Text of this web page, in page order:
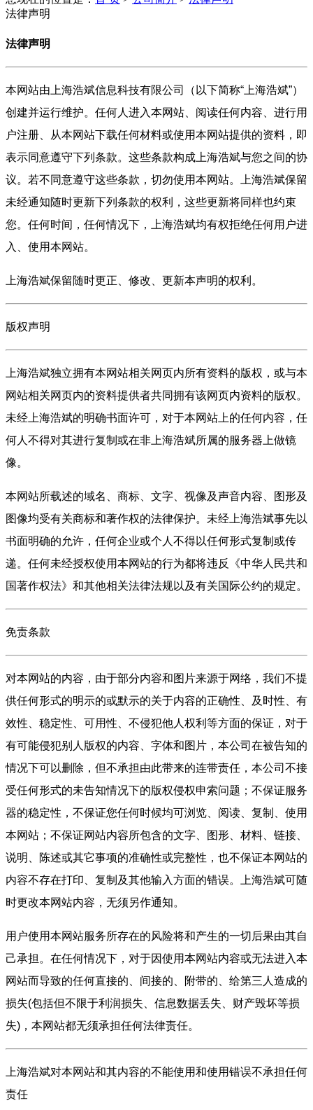
法律声明
法律声明
本网站由上海浩斌信息科技有限公司（以下简称“上海浩斌”）
创建并运行维护。任何人进入本网站、阅读任何内容、进行用
户注册、从本网站下载任何材料或使用本网站提供的资料，即
表示同意遵守下列条款。这些条款构成上海浩斌与您之间的协
议。若不同意遵守这些条款，切勿使用本网站。上海浩斌保留
未经通知随时更新下列条款的权利，这些更新将同样也约束
您。任何时间，任何情况下，上海浩斌均有权拒绝任何用户进
入、使用本网站。
上海浩斌保留随时更正、修改、更新本声明的权利。
版权声明
上海浩斌独立拥有本网站相关网页内所有资料的版权，或与本
网站相关网页内的资料提供者共同拥有该网页内资料的版权。
未经上海浩斌的明确书面许可，对于本网站上的任何内容，任
何人不得对其进行复制或在非上海浩斌所属的服务器上做镜
像。
本网站所载述的域名、商标、文字、视像及声音内容、图形及
图像均受有关商标和著作权的法律保护。未经上海浩斌事先以
书面明确的允许，任何企业或个人不得以任何形式复制或传
递。任何未经授权使用本网站的行为都将违反《中华人民共和
国著作权法》和其他相关法律法规以及有关国际公约的规定。
免责条款
对本网站的内容，由于部分内容和图片来源于网络，我们不提
供任何形式的明示的或默示的关于内容的正确性、及时性、有
效性、稳定性、可用性、不侵犯他人权利等方面的保证，对于
有可能侵犯别人版权的内容、字体和图片，本公司在被告知的
情况下可以删除，但不承担由此带来的连带责任，本公司不接
受任何形式的未告知情况下的版权侵权申索问题；不保证服务
器的稳定性，不保证您任何时候均可浏览、阅读、复制、使用
本网站；不保证网站内容所包含的文字、图形、材料、链接、
说明、陈述或其它事项的准确性或完整性，也不保证本网站的
内容不存在打印、复制及其他输入方面的错误。上海浩斌可随
时更改本网站内容，无须另作通知。
用户使用本网站服务所存在的风险将和产生的一切后果由其自
己承担。在任何情况下，对于因使用本网站内容或无法进入本
网站而导致的任何直接的、间接的、附带的、给第三人造成的
损失(包括但不限于利润损失、信息数据丢失、财产毁坏等损
失)，本网站都无须承担任何法律责任。
上海浩斌对本网站和其内容的不能使用和使用错误不承担任何
责任